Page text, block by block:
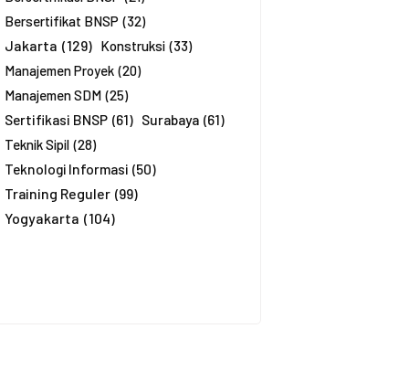
a
*
Bersertifikat BNSP (32)
Jakarta (129) Konstruksi (33)
Manajemen Proyek (20)
Manajemen SDM (25)
Sertifikasi BNSP (61) Surabaya (61)
Teknik Sipil (28)
Teknologi Informasi (50)
Training Reguler (99)
Yogyakarta (104)